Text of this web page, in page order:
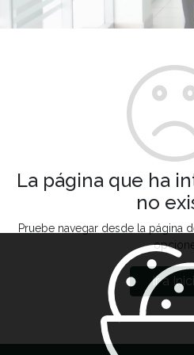
La página que ha
no
Pruebe navegar desde la página
Ir a